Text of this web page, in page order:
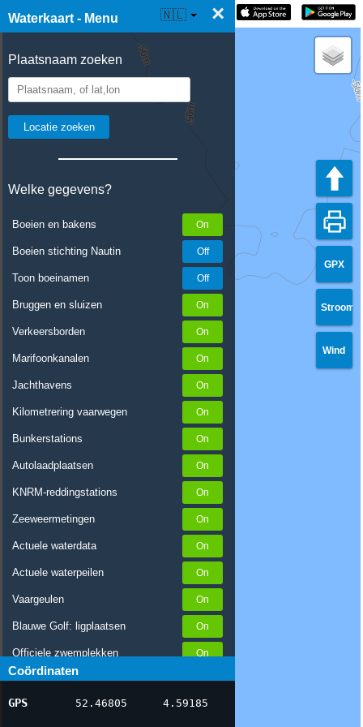
Waterkaart - Menu ×
Plaatsnaam zoeken
Welke gegevens?
Boeien en bakens
Boeien stichting Nautin
Toon boeinamen
Bruggen en sluizen
Verkeersborden
Marifoonkanalen
Jachthavens
Kilometrering vaarwegen
Bunkerstations
Autolaadplaatsen
KNRM-reddingstations
Zeeweermetingen
Actuele waterdata
Actuele waterpeilen
Vaargeulen
Blauwe Golf: ligplaatsen
Officiele zwemplekken
Stremmingen/hinder
AIS scheepsposities
Coördinaten
GPS 52.46805 4.59185
☰ Waterkaart Live 🇳🇱
GPX
Stroom
Wind